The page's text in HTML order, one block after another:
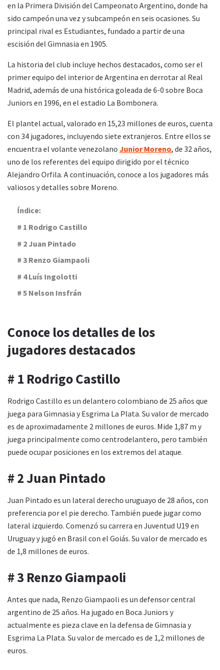
en la Primera División del Campeonato Argentino, donde ha
sido campeón una vez y subcampeón en seis ocasiones. Su
principal rival es Estudiantes, fundado a partir de una
escisión del Gimnasia en 1905.
La historia del club incluye hechos destacados, como ser el
primer equipo del interior de Argentina en derrotar al Real
Madrid, además de una histórica goleada de 6-0 sobre Boca
Juniors en 1996, en el estadio La Bombonera.
El plantel actual, valorado en 15,23 millones de euros, cuenta
con 34 jugadores, incluyendo siete extranjeros. Entre ellos se
encuentra el volante venezolano Junior Moreno, de 32 años,
uno de los referentes del equipo dirigido por el técnico
Alejandro Orfila. A continuación, conoce a los jugadores más
valiosos y detalles sobre Moreno.
Índice:
# 1 Rodrigo Castillo
# 2 Juan Pintado
# 3 Renzo Giampaoli
# 4 Luís Ingolotti
# 5 Nelson Insfrán
Conoce los detalles de los
jugadores destacados
# 1 Rodrigo Castillo
Rodrigo Castillo es un delantero colombiano de 25 años que
juega para Gimnasia y Esgrima La Plata. Su valor de mercado
es de aproximadamente 2 millones de euros. Mide 1,87 m y
juega principalmente como centrodelantero, pero también
puede ocupar posiciones en los extremos del ataque.
# 2 Juan Pintado
Juan Pintado es un lateral derecho uruguayo de 28 años, con
preferencia por el pie derecho. También puede jugar como
lateral izquierdo. Comenzó su carrera en Juventud U19 en
Uruguay y jugó en Brasil con el Goiás. Su valor de mercado es
de 1,8 millones de euros.
# 3 Renzo Giampaoli
Antes que nada, Renzo Giampaoli es un defensor central
argentino de 25 años. Ha jugado en Boca Juniors y
actualmente es pieza clave en la defensa de Gimnasia y
Esgrima La Plata. Su valor de mercado es de 1,2 millones de
euros.